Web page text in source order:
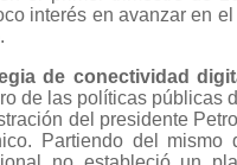
interés en avanzar en
de conectividad
de las políticas públicas
del presidente
Partiendo del